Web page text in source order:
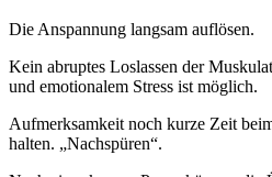
Die Anspannung langsam auflösen.
Kein abruptes Loslassen der
und emotionalem Stress ist möglich.
Aufmerksamkeit noch kurze Zeit
halten. „Nachspüren“.